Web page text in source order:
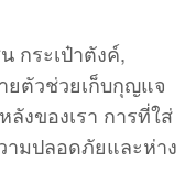
กระเป๋าตังค์,
ตัวช่วยเก็บกุญแจ
งของเรา การที่ใส่
ามปลอดภัยและห่าง